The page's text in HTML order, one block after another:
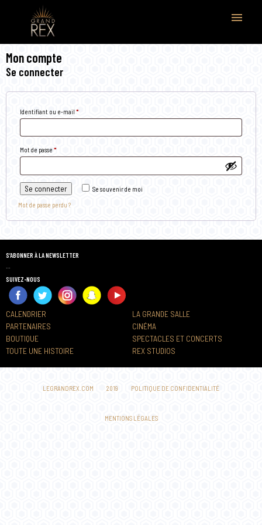
menu
Mon compte
Se connecter
Identifiant ou e-mail *Obligatoire
Mot de passe *Obligatoire
Se souvenir de moi
Se connecter
Mot de passe perdu ?
S’ABONNER À LA NEWSLETTER
SUIVEZ-NOUS
CALENDRIER
LA GRANDE SALLE
PARTENAIRES
CINÉMA
BOUTIQUE
SPECTACLES ET CONCERTS
TOUTE UNE HISTOIRE
REX STUDIOS
LEGRANDREX.COM 2019 POLITIQUE DE CONFIDENTIALITÉ
MENTIONS LÉGALES